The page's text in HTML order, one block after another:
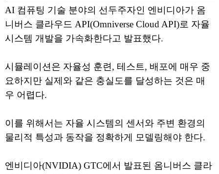
AI 컴퓨팅 기술 분야의 선두주자인 엔비디아가 옴
니버스 클라우드 API(Omniverse Cloud API)로 자율
시스템 개발을 가속화한다고 발표했다.
시뮬레이션은 자율성 훈련, 테스트, 배포에 매우 중
요하지만 실제와 같은 충실도를 달성하는 것은 매
우 어렵다.
이를 위해서는 자율 시스템의 센서와 주변 환경의
물리적 특성과 동작을 정확하게 모델링해야 한다.
엔비디아(NVIDIA) GTC에서 발표된 옴니버스 클라